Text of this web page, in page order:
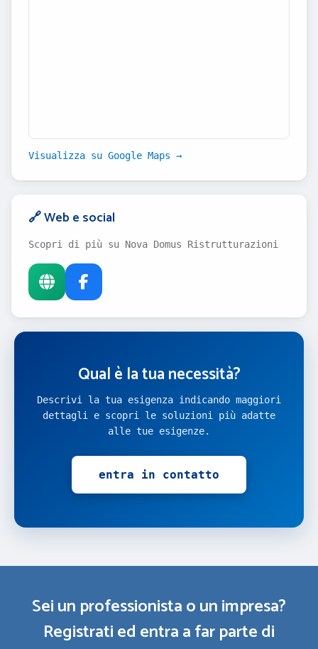
Visualizza su Google Maps →
🔗 Web e social
Scopri di più su Nova Domus Ristrutturazioni
Qual è la tua necessità?
Descrivi la tua esigenza indicando maggiori
dettagli e scopri le soluzioni più adatte
alle tue esigenze.
entra in contatto
Sei un professionista o un impresa?
Registrati ed entra a far parte di